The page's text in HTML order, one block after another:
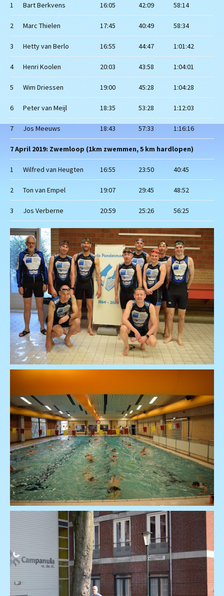
1 Bart Berkvens 16:05 42:09 58:14
2 Marc Thielen 17:45 40:49 58:34
3 Hetty van Berlo 16:55 44:47 1:01:42
4 Henri Koolen 20:03 43:58 1:04:01
5 Wim Driessen 19:00 45:28 1:04:28
6 Peter van Meijl 18:35 53:28 1:12:03
7 Jos Meeuws 18:43 57:33 1:16:16
7 April 2019: Zwemloop (1km zwemmen, 5 km hardlopen)
1 Wilfred van Heugten 16:55 23:50 40:45
2 Ton van Empel 19:07 29:45 48:52
3 Jos Verberne 20:59 25:26 56:25